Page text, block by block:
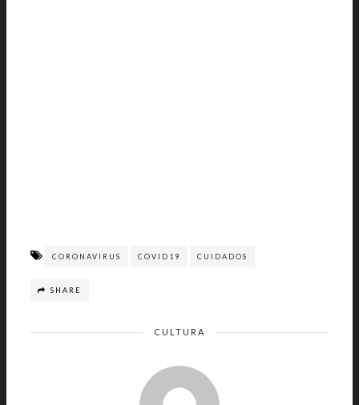
CORONAVIRUS COVID19 CUIDADOS
SHARE
CULTURA